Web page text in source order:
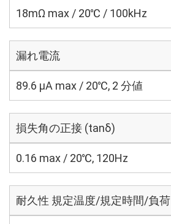
18mΩ max / 20℃ / 100kHz
漏れ電流
89.6 μA max / 20℃, 2 分値
損失角の正接 (tanδ)
0.16 max / 20℃, 120Hz
耐久性 規定温度/規定時間/負荷